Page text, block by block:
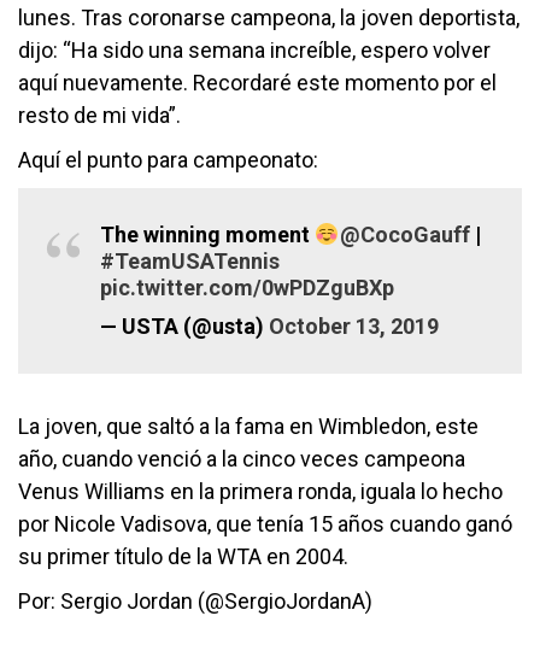
lunes. Tras coronarse campeona, la joven deportista,
dijo: “Ha sido una semana increíble, espero volver
aquí nuevamente. Recordaré este momento por el
resto de mi vida”.
Aquí el punto para campeonato:
The winning moment @CocoGauff|
#TeamUSATennis
pic.twitter.com/0wPDZguBXp
— USTA (@usta) October 13, 2019
La joven, que saltó a la fama en Wimbledon, este
año, cuando venció a la cinco veces campeona
Venus Williams en la primera ronda, iguala lo hecho
por Nicole Vadisova, que tenía 15 años cuando ganó
su primer título de la WTA en 2004.
Por: Sergio Jordan (@SergioJordanA)